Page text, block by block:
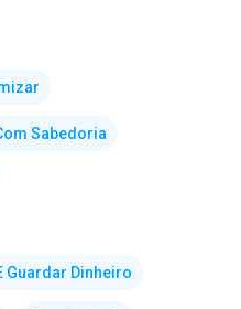
Sabedoria
Guardar Dinheiro